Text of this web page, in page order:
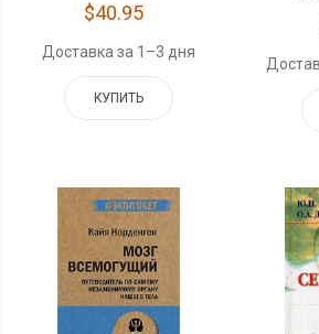
$40.95
Доставка за 1–3 дня
КУПИТЬ